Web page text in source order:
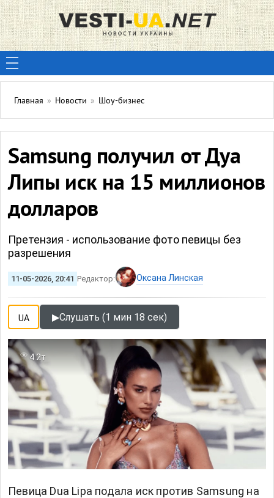
Главная » Новости » Шоу-бизнес
Samsung получил от Дуа
Липы иск на 15 миллионов
долларов
Претензия - использование фото певицы без
разрешения
11-05-2026, 20:41 Редактор: Оксана Линская
UA ▶Слушать (1 мин 18 сек)
4.2т
Певица Dua Lipa подала иск против Samsung на